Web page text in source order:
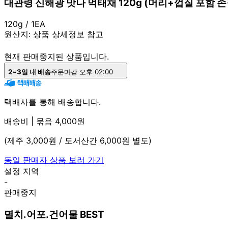
대관령 신해광 맛나 먹태채 120g (머리+껍질 포함
120g / 1EA
원산지: 상품 상세정보 참고
현재 판매중지된 상품입니다.
2~3일 내 배송주문마감 오후 02:00
택배사를 통해 배송합니다.
배송비 | 묶음 4,000원
(제주 3,000원 / 도서산간 6,000원 별도)
동일 판매자 상품 보러 가기
설정 지역
-
판매중지
멸치.어포.건어물 BEST